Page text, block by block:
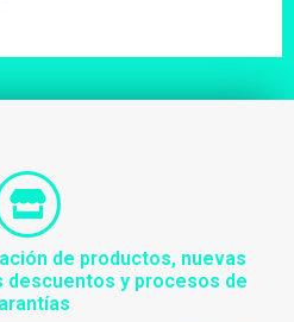
de productos, nuevas
descuentos y procesos de